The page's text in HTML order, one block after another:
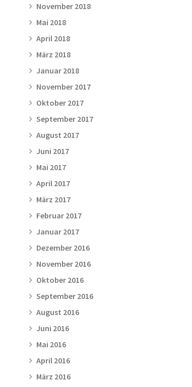
November 2018
Mai 2018
April 2018
März 2018
Januar 2018
November 2017
Oktober 2017
September 2017
August 2017
Juni 2017
Mai 2017
April 2017
März 2017
Februar 2017
Januar 2017
Dezember 2016
November 2016
Oktober 2016
September 2016
August 2016
Juni 2016
Mai 2016
April 2016
März 2016